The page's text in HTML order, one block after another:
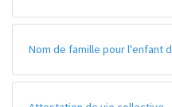
Nom de famille pour l'enfant